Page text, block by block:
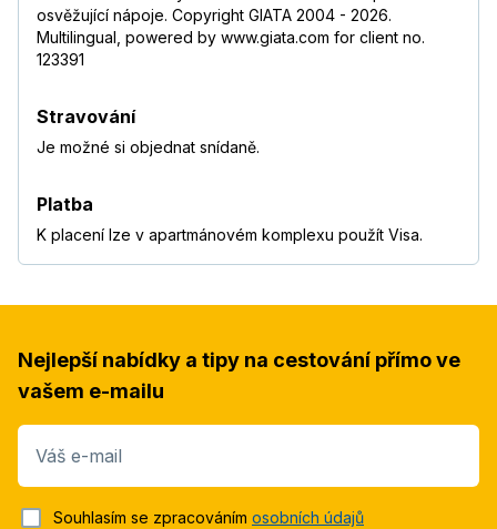
osvěžující nápoje. Copyright GIATA 2004 - 2026.
Multilingual, powered by www.giata.com for client no.
123391
Stravování
Je možné si objednat snídaně.
Platba
K placení lze v apartmánovém komplexu použít Visa.
Nejlepší nabídky a tipy na cestování přímo ve
vašem e-mailu
Váš e-mail
Souhlasím se zpracováním osobních údajů